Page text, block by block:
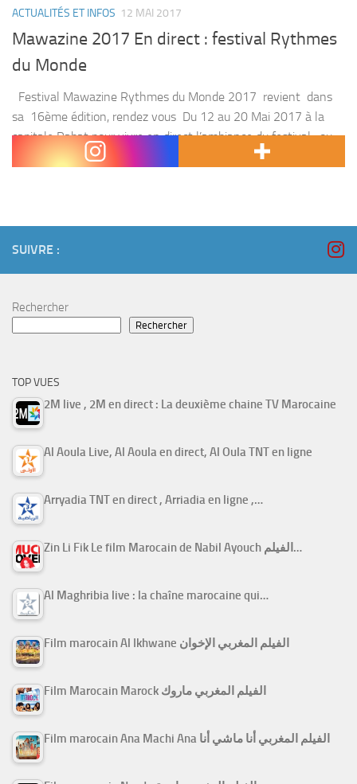
ACTUALITÉS ET INFOS 12 MAI 2017
Mawazine 2017 En direct : festival Rythmes
du Monde
Festival Mawazine Rythmes du Monde 2017 revient dans
sa 16ème édition, rendez vous Du 12 au 20 Mai 2017 à la
capitale Rabat pour vivre en direct l’ambiance du festival , ou
suivez sa...
SUIVRE :
Rechercher
Rechercher
TOP VUES
2M live , 2M en direct : La deuxième chaine TV Marocaine
Al Aoula Live, Al Aoula en direct, Al Oula TNT en ligne
Arryadia TNT en direct , Arriadia en ligne ,…
Zin Li Fik Le film Marocain de Nabil Ayouch الفيلم…
Al Maghribia live : la chaîne marocaine qui…
Film marocain Al Ikhwane الفيلم المغربي الإخوان
Film Marocain Marock الفيلم المغربي ماروك
Film marocain Ana Machi Ana الفيلم المغربي أنا ماشي أنا